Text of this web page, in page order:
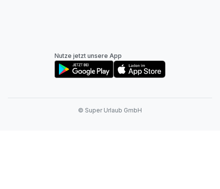
Nutze jetzt unsere App
© Super Urlaub GmbH